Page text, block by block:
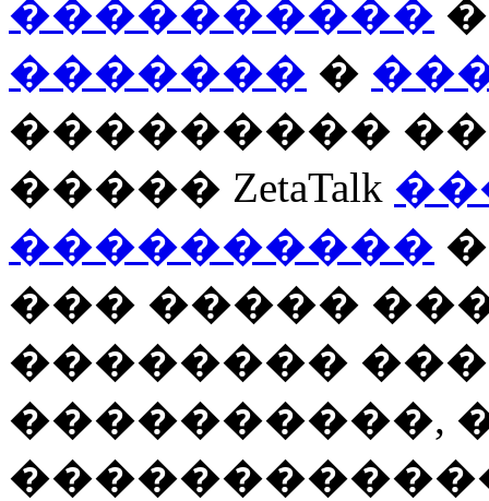
����������
������� �
���������
����� ZetaTalk
����������
��� �����
��������
����������,